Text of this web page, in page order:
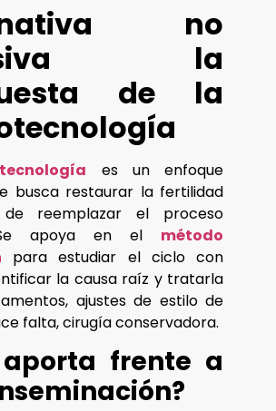
no
la
de la
es un enfoque
busca restaurar la fertilidad
reemplazar el proceso
apoya en el método
para estudiar el ciclo con
la causa raíz y tratarla
ajustes de estilo de
falta, cirugía conservadora.
aporta frente a